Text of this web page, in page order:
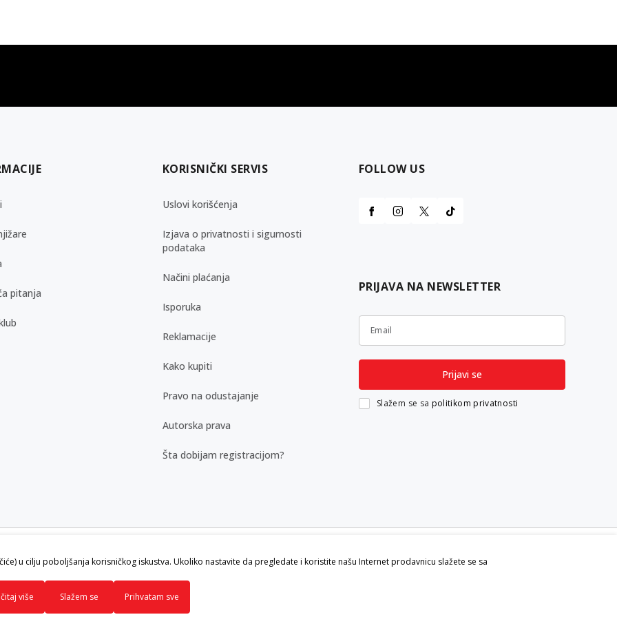
pitanja
KORISNIČKI SERVIS
Uslovi korišćenja
Izjava o privatnosti i sigurnosti
podataka
Načini plaćanja
Isporuka
Reklamacije
Kako kupiti
Pravo na odustajanje
Autorska prava
Šta dobijam registracijom?
FOLLOW US
PRIJAVA NA NEWSLETTER
Email
Prijavi se
Slažem se sa politikom privatnosti
slika i samih cena, ali ne možemo
artikli prikazani na sajtu su deo naše
zadržana.
u cilju poboljšanja korisničkog iskustva. Ukoliko nastavite da pregledate i koristite našu Internet prodavnicu slažete se sa
više Slažem se Prihvatam sve